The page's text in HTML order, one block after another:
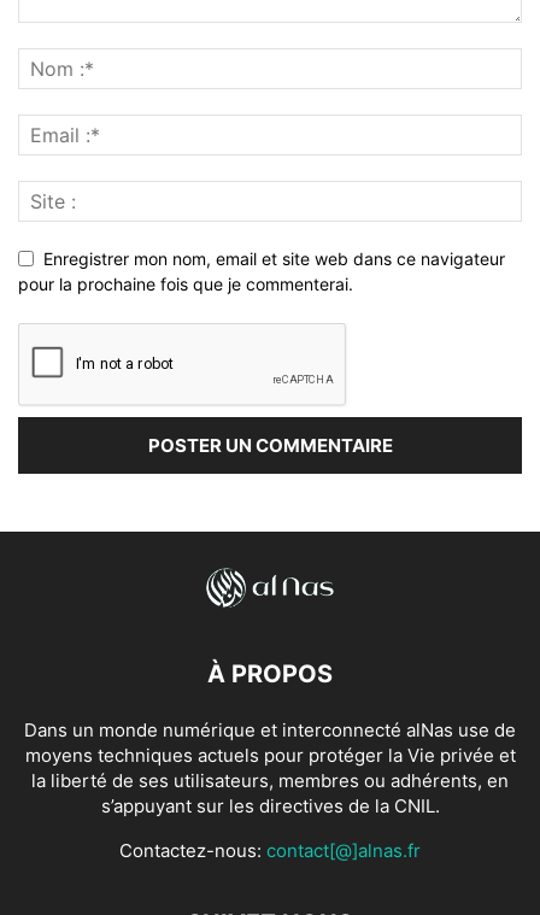
Enregistrer mon nom, email et site web dans ce navigateur
pour la prochaine fois que je commenterai.
À PROPOS
Dans un monde numérique et interconnecté alNas use de
moyens techniques actuels pour protéger la Vie privée et
la liberté de ses utilisateurs, membres ou adhérents, en
s’appuyant sur les directives de la CNIL.
Contactez-nous: contact[@]alnas.fr